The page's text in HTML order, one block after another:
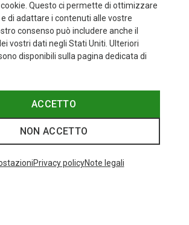
+11
fino a 34%
cookie. Questo ci permette di ottimizzare
di adattare i contenuti alle vostre
consenso può includere anche il
vostri dati negli Stati Uniti. Ulteriori
disponibili sulla pagina dedicata di
ACCETTO
NON ACCETTO
Privacy policyNote legali